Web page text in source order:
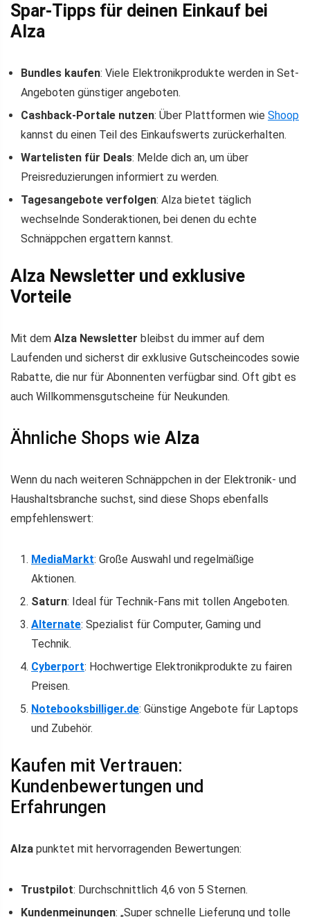
Spar-Tipps für deinen Einkauf bei
Alza
Bundles kaufen: Viele Elektronikprodukte werden in Set-
Angeboten günstiger angeboten.
Cashback-Portale nutzen: Über Plattformen wie Shoop
kannst du einen Teil des Einkaufswerts zurückerhalten.
Wartelisten für Deals: Melde dich an, um über
Preisreduzierungen informiert zu werden.
Tagesangebote verfolgen: Alza bietet täglich
wechselnde Sonderaktionen, bei denen du echte
Schnäppchen ergattern kannst.
Alza Newsletter und exklusive
Vorteile
Mit dem Alza Newsletter bleibst du immer auf dem
Laufenden und sicherst dir exklusive Gutscheincodes sowie
Rabatte, die nur für Abonnenten verfügbar sind. Oft gibt es
auch Willkommensgutscheine für Neukunden.
Ähnliche Shops wie Alza
Wenn du nach weiteren Schnäppchen in der Elektronik- und
Haushaltsbranche suchst, sind diese Shops ebenfalls
empfehlenswert:
MediaMarkt: Große Auswahl und regelmäßige
Aktionen.
Saturn: Ideal für Technik-Fans mit tollen Angeboten.
Alternate: Spezialist für Computer, Gaming und
Technik.
Cyberport: Hochwertige Elektronikprodukte zu fairen
Preisen.
Notebooksbilliger.de: Günstige Angebote für Laptops
und Zubehör.
Kaufen mit Vertrauen:
Kundenbewertungen und
Erfahrungen
Alza punktet mit hervorragenden Bewertungen:
Trustpilot: Durchschnittlich 4,6 von 5 Sternen.
Kundenmeinungen: „Super schnelle Lieferung und tolle